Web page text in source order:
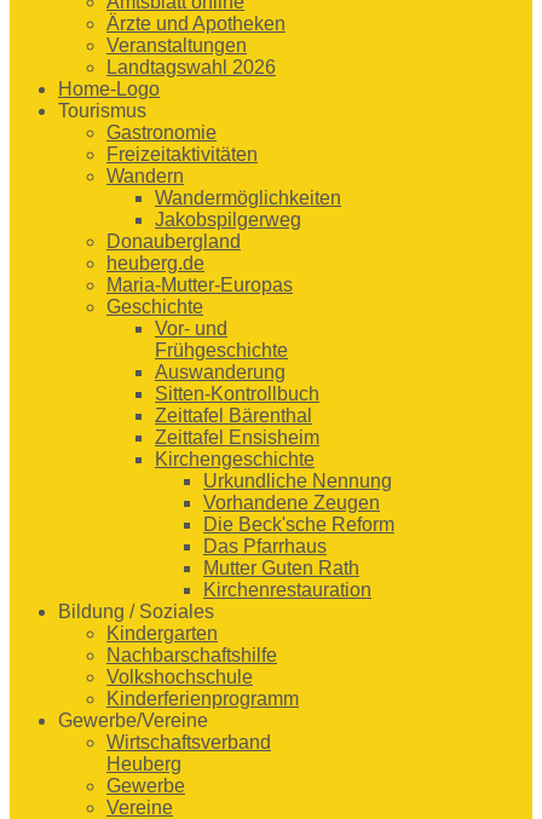
Ärzte und Apotheken
Veranstaltungen
Landtagswahl 2026
Home-Logo
Tourismus
Gastronomie
Freizeitaktivitäten
Wandern
Wandermöglichkeiten
Jakobspilgerweg
Donaubergland
heuberg.de
Maria-Mutter-Europas
Geschichte
Vor- und
Frühgeschichte
Auswanderung
Sitten-Kontrollbuch
Zeittafel Bärenthal
Zeittafel Ensisheim
Kirchengeschichte
Urkundliche Nennung
Vorhandene Zeugen
Die Beck'sche Reform
Das Pfarrhaus
Mutter Guten Rath
Kirchenrestauration
Bildung / Soziales
Kindergarten
Nachbarschaftshilfe
Volkshochschule
Kinderferienprogramm
Gewerbe/Vereine
Wirtschaftsverband
Heuberg
Gewerbe
Vereine